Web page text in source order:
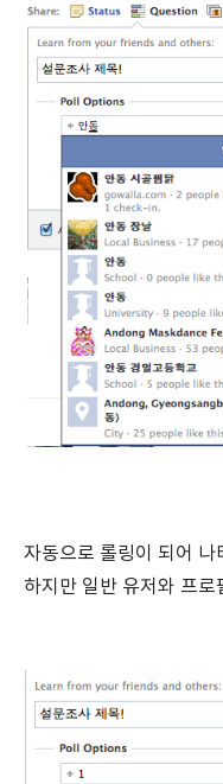
자동으로 롤링이 되어
하지만 일반 유저와 프